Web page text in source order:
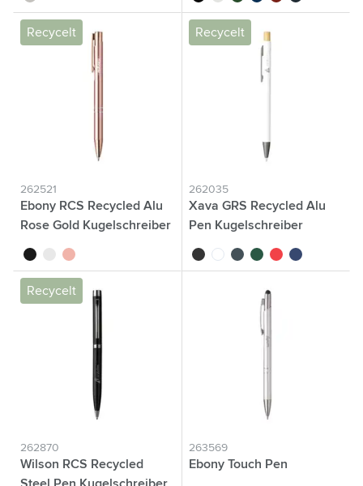
Recycelt
262521
Ebony RCS Recycled Alu
Rose Gold Kugelschreiber
noir blancrose
Recycelt
262035
Xava GRS Recycled Alu
Pen Kugelschreiber
noir blancgris vert rougebleu marine
Recycelt
262870
Wilson RCS Recycled
263569
Ebony Touch Pen